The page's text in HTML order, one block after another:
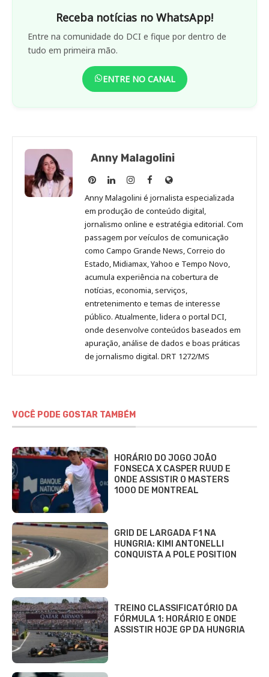
Receba notícias no WhatsApp!
Entre na comunidade do DCI e fique por dentro de
tudo em primeira mão.
ENTRE NO CANAL
Anny Malagolini
Anny
Malagolini
no
Pinterest
Anny
Malagolini
no
LinkedIn
Anny
Malagolini
no
Instagram
Anny
Malagolini
no
Facebook
Site
de
Anny
Malagolini
Anny Malagolini é jornalista especializada
em produção de conteúdo digital,
jornalismo online e estratégia editorial. Com
passagem por veículos de comunicação
como Campo Grande News, Correio do
Estado, Midiamax, Yahoo e Tempo Novo,
acumula experiência na cobertura de
notícias, economia, serviços,
entretenimento e temas de interesse
público. Atualmente, lidera o portal DCI,
onde desenvolve conteúdos baseados em
apuração, análise de dados e boas práticas
de jornalismo digital. DRT 1272/MS
VOCÊ PODE GOSTAR TAMBÉM
HORÁRIO DO JOGO JOÃO
FONSECA X CASPER RUUD E
ONDE ASSISTIR O MASTERS
1000 DE MONTREAL
GRID DE LARGADA F1 NA
HUNGRIA: KIMI ANTONELLI
CONQUISTA A POLE POSITION
TREINO CLASSIFICATÓRIO DA
FÓRMULA 1: HORÁRIO E ONDE
ASSISTIR HOJE GP DA HUNGRIA